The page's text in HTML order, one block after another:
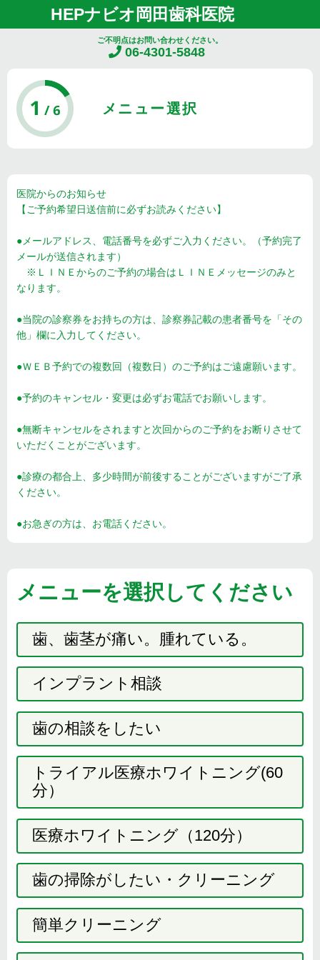
HEPナビオ岡田歯科医院
ご不明点はお問い合わせください。
06-4301-5848
医院からのお知らせ
【ご予約希望日送信前に必ずお読みください】
●メールアドレス、電話番号を必ずご入力ください。（予約完了
メールが送信されます）
※ＬＩＮＥからのご予約の場合はＬＩＮＥメッセージのみと
なります。
●当院の診察券をお持ちの方は、診察券記載の患者番号を「その
他」欄に入力してください。
●ＷＥＢ予約での複数回（複数日）のご予約はご遠慮願います。
●予約のキャンセル・変更は必ずお電話でお願いします。
●無断キャンセルをされますと次回からのご予約をお断りさせて
いただくことがございます。
●診療の都合上、多少時間が前後することがございますがご了承
ください。
●お急ぎの方は、お電話ください。
メニューを選択してください
歯、歯茎が痛い。腫れている。
インプラント相談
歯の相談をしたい
トライアル医療ホワイトニング(60
分）
医療ホワイトニング（120分）
歯の掃除がしたい・クリーニング
簡単クリーニング
メニュー選択